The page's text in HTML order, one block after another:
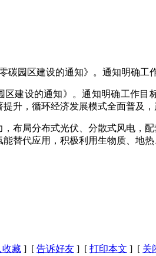
园区建设的通知》。通知明确工
建设的通知》。通知明确工作目
升，循环经济发展模式全面普及
布局分布式光伏、分散式风电，
替代应用，积极利用生物质、地
收藏 ] [ 告诉好友 ] [ 打印本文 ] [ 关